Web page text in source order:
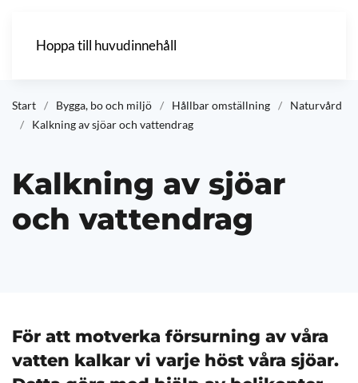
Hoppa till huvudinnehåll
Start Bygga, bo och miljö Hållbar omställning
Naturvård
Kalkning av sjöar och vattendrag
Kalkning av sjöar
och vattendrag
För att motverka försurning av våra
vatten kalkar vi varje höst våra sjöar.